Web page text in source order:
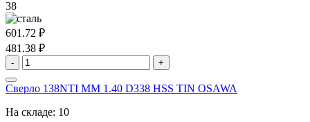
38
601.72 ₽
481.38 ₽
- +
Сверло 138NTI MM 1.40 D338 HSS TIN OSAWA
На складе: 10